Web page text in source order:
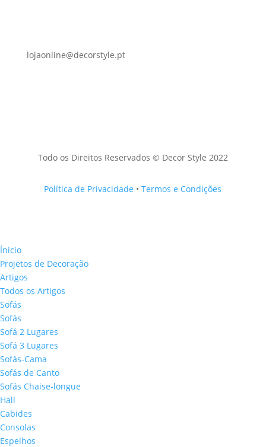
lojaonline@decorstyle.pt
Todo os Direitos Reservados © Decor Style 2022
Política de Privacidade •Termos e Condições
Ínicio
Projetos de Decoração
Artigos
Todos os Artigos
Sofás
Sofás
Sofá 2 Lugares
Sofá 3 Lugares
Sofás-Cama
Sofás de Canto
Sofás Chaise-longue
Hall
Cabides
Consolas
Espelhos